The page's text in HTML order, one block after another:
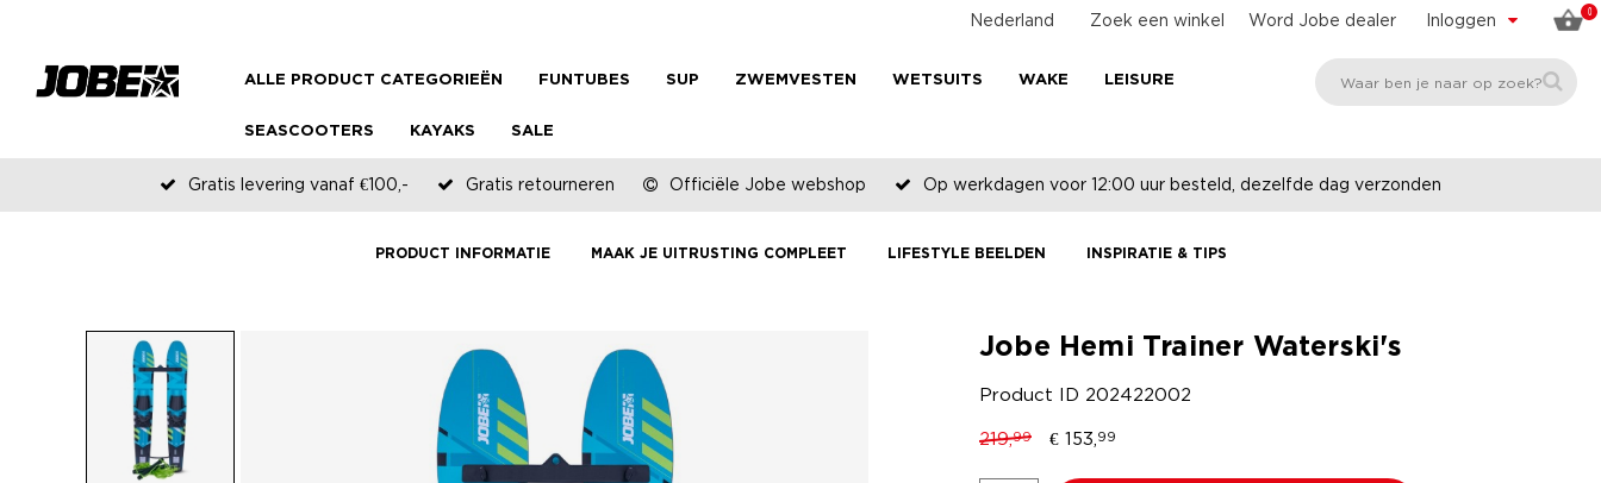
0
Inloggen
Word Jobe dealer
Zoek een winkel
Nederland
ALLE PRODUCT CATEGORIEËN FUNTUBES SUP ZWEMVESTEN WETSUITS WAKE LEISURE
SEASCOOTERS KAYAKS SALE
Gratis levering vanaf €100,- Gratis retourneren Officiële Jobe webshop Op werkdagen voor 12:00 uur besteld, dezelfde dag verzonden
PRODUCT INFORMATIE MAAK JE UITRUSTING COMPLEET LIFESTYLE BEELDEN INSPIRATIE & TIPS
Jobe Hemi Trainer Waterski's
Product ID 202422002
219,99 € 153, 99